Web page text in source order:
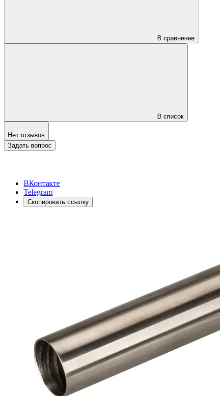
В сравнение
В список
Нет отзывов
Задать вопрос
ВКонтакте
Telegram
Скопировать ссылку